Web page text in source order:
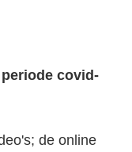
covid-
de online